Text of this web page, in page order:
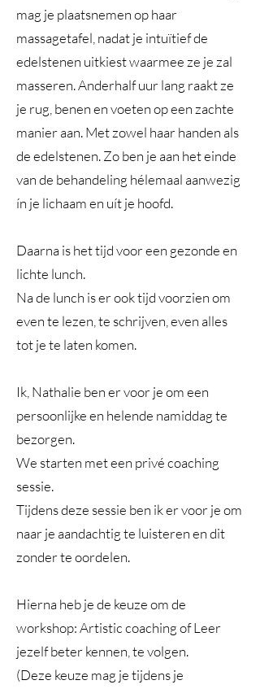
mag je plaatsnemen op haar
massagetafel, nadat je intuïtief de
edelstenen uitkiest waarmee ze je zal
masseren. Anderhalf uur lang raakt ze
je rug, benen en voeten op een zachte
manier aan. Met zowel haar handen als
de edelstenen. Zo ben je aan het einde
van de behandeling hélemaal aanwezig
ín je lichaam en uít je hoofd.
Daarna is het tijd voor een gezonde en
lichte lunch.
Na de lunch is er ook tijd voorzien om
even te lezen, te schrijven, even alles
tot je te laten komen.
Ik, Nathalie ben er voor je om een
persoonlijke en helende namiddag te
bezorgen.
We starten met een privé coaching
sessie.
Tijdens deze sessie ben ik er voor je om
naar je aandachtig te luisteren en dit
zonder te oordelen.
Hierna heb je de keuze om de
workshop: Artistic coaching of Leer
jezelf beter kennen, te volgen.
(Deze keuze mag je tijdens je